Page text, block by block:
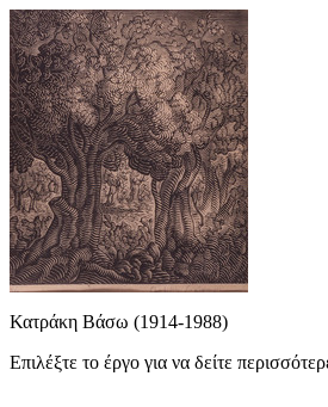
Κατράκη Βάσω (1914-1988)
Επιλέξτε το έργο για να δείτε